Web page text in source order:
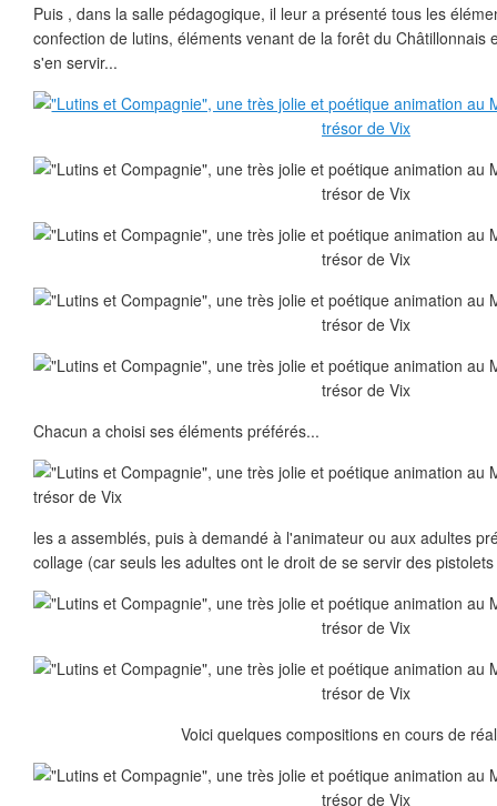
Puis , dans la salle pédagogique, il leur a présenté tous les
confection de lutins, éléments venant de la forêt du Châtillonnais
s'en servir...
Chacun a choisi ses éléments préférés...
les a assemblés, puis à demandé à l'animateur ou aux adultes
collage (car seuls les adultes ont le droit de se servir des
Voici quelques compositions en cours de